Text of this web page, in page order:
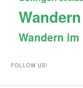
Wandern
Wandern
FOLLOW US!